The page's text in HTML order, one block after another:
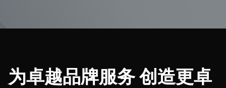
为卓越品牌服务 创造更卓